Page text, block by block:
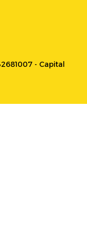
- Capital